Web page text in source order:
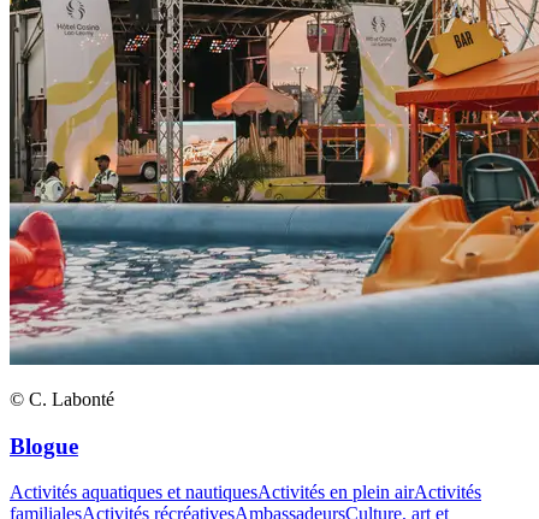
© C. Labonté
Blogue
Activités aquatiques et nautiquesActivités en plein airActivités
familialesActivités récréativesAmbassadeursCulture, art et